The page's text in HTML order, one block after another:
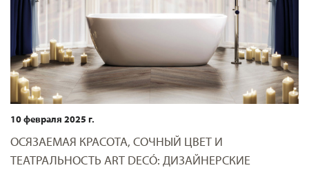
10 февраля 2025 г.
ОСЯЗАЕМАЯ КРАСОТА, СОЧНЫЙ ЦВЕТ И
ТЕАТРАЛЬНОСТЬ ART DECÓ: ДИЗАЙНЕРСКИЕ